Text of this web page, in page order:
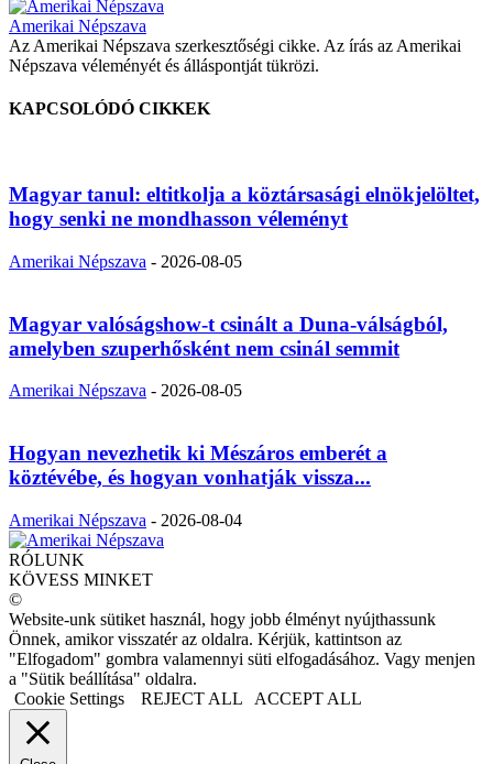
Amerikai Népszava
Az Amerikai Népszava szerkesztőségi cikke. Az írás az Amerikai
Népszava véleményét és álláspontját tükrözi.
KAPCSOLÓDÓ CIKKEK
Magyar tanul: eltitkolja a köztársasági elnökjelöltet,
hogy senki ne mondhasson véleményt
Amerikai Népszava - 2026-08-05
Magyar valóságshow-t csinált a Duna-válságból,
amelyben szuperhősként nem csinál semmit
Amerikai Népszava - 2026-08-05
Hogyan nevezhetik ki Mészáros emberét a
köztévébe, és hogyan vonhatják vissza...
Amerikai Népszava - 2026-08-04
RÓLUNK
KÖVESS MINKET
©
Website-unk sütiket használ, hogy jobb élményt nyújthassunk
Önnek, amikor visszatér az oldalra. Kérjük, kattintson az
"Elfogadom" gombra valamennyi süti elfogadásához. Vagy menjen
a "Sütik beállítása" oldalra.
Cookie Settings
REJECT ALL ACCEPT ALL